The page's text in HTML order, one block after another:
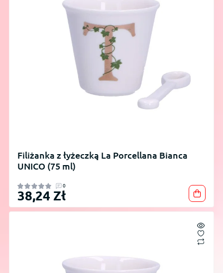
Filiżanka z łyżeczką La Porcellana Bianca
UNICO (75 ml)
0
38,24 Zł